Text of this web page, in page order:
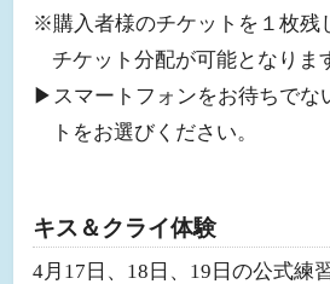
※購入者様のチケットを１枚残
チケット分配が可能となりま
▶︎スマートフォンをお待ちでな
トをお選びください。
キス＆クライ体験
4月17日、18日、19日の公式練